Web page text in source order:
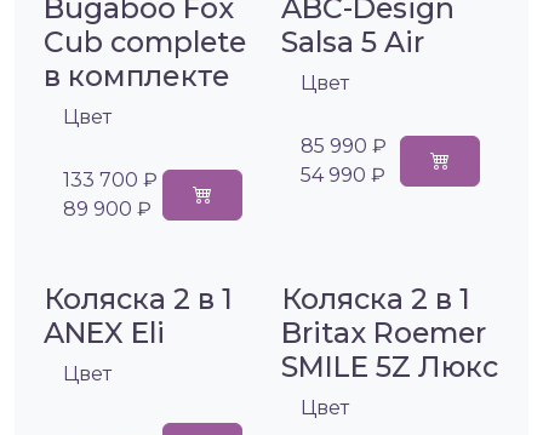
Bugaboo Fox
Cub complete
в комплекте
Цвет
133 700 ₽
89 900 ₽
ABC-Design
Salsa 5 Air
Цвет
85 990 ₽
54 990 ₽
Коляска 2 в 1
ANEX Eli
Цвет
Коляска 2 в 1
Britax Roemer
SMILE 5Z Люкс
Цвет